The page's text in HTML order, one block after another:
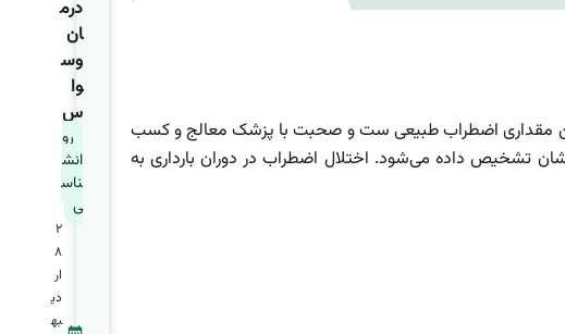
و داشتن مقداری اضطراب طبیعی ست و صحبت با پزشک معالج و کسب
تشخیص داده می‌شود. اختلال اضطراب در دوران بارداری به
درم
ان
وس
وا
س
رو
انش
ناس
ی
2
8
ار
دی
به